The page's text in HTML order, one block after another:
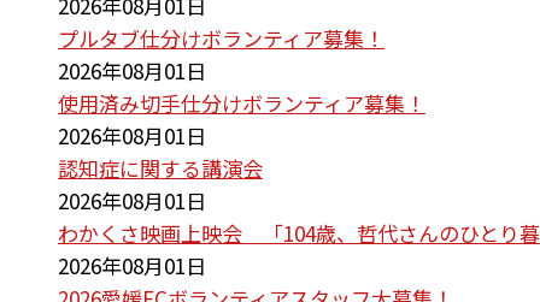
プルタブ仕分けボランティア募集！
2026年08月01日
使用済み切手仕分けボランティア募集！
2026年08月01日
認知症に関する講演会
2026年08月01日
わかくさ映画上映会 「104歳、哲代さんのひとり暮
2026年08月01日